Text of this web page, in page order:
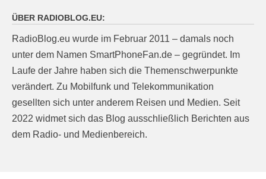
ÜBER RADIOBLOG.EU:
RadioBlog.eu wurde im Februar 2011 – damals noch
unter dem Namen SmartPhoneFan.de – gegründet. Im
Laufe der Jahre haben sich die Themenschwerpunkte
verändert. Zu Mobilfunk und Telekommunikation
gesellten sich unter anderem Reisen und Medien. Seit
2022 widmet sich das Blog ausschließlich Berichten aus
dem Radio- und Medienbereich.